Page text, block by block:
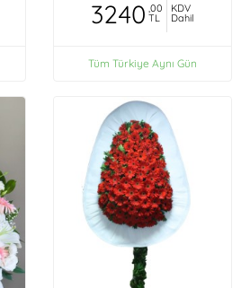
3240 ,00
TL
KDV
Dahil
Tüm Türkiye Aynı Gün